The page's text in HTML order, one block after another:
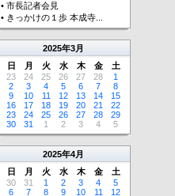
• 市長記者会見
• きっかけの１歩 本成寺...
2025年3月
日
月 火 水 木 金
土
23
24 25 26 27 28
1
2
3 4 5 6 7
8
9
10 11 12 13 14
15
16
17 18 19 20 21
22
23
24 25 26 27 28
29
30
31 1 2 3 4 5
2025年4月
日
月 火 水 木 金
土
30
31 1 2 3 4
5
6
7 8 9 10 11 12